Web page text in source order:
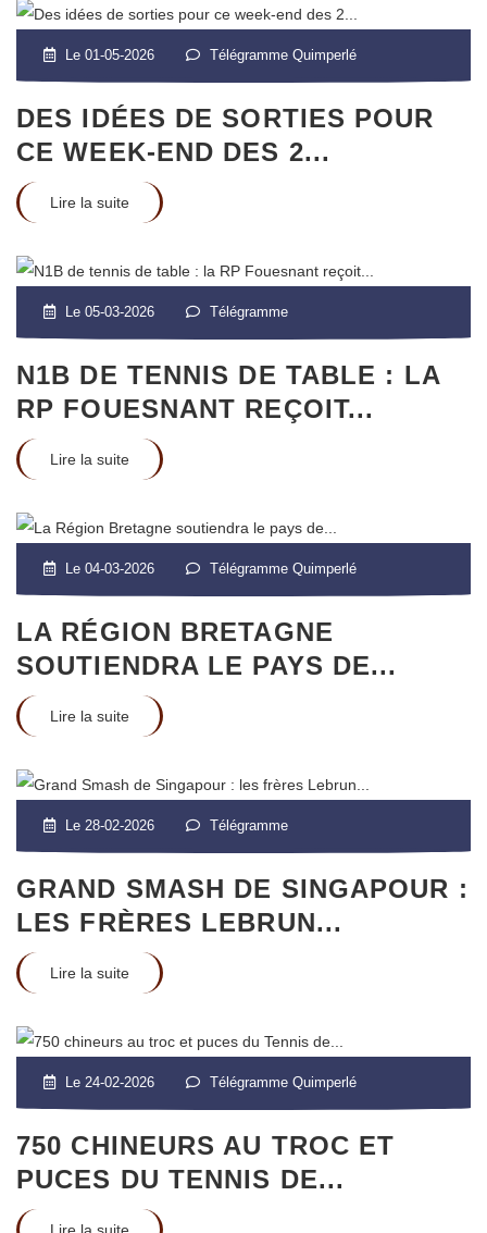
Le 01-05-2026 Télégramme Quimperlé
DES IDÉES DE SORTIES POUR
CE WEEK-END DES 2...
Lire la suite
Le 05-03-2026 Télégramme
N1B DE TENNIS DE TABLE : LA
RP FOUESNANT REÇOIT...
Lire la suite
Le 04-03-2026 Télégramme Quimperlé
LA RÉGION BRETAGNE
SOUTIENDRA LE PAYS DE...
Lire la suite
Le 28-02-2026 Télégramme
GRAND SMASH DE SINGAPOUR :
LES FRÈRES LEBRUN...
Lire la suite
Le 24-02-2026 Télégramme Quimperlé
750 CHINEURS AU TROC ET
PUCES DU TENNIS DE...